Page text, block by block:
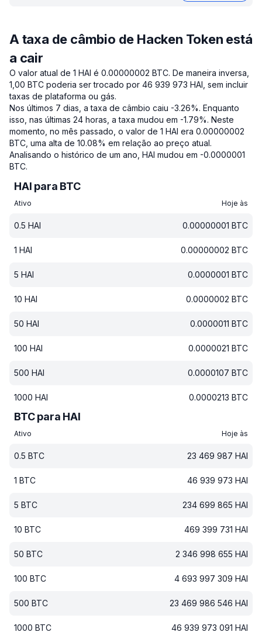
A taxa de câmbio de Hacken Token está
a cair
O valor atual de 1 HAI é 0.00000002 BTC. De maneira inversa,
1,00 BTC poderia ser trocado por 46 939 973 HAI, sem incluir
taxas de plataforma ou gás.
Nos últimos 7 dias, a taxa de câmbio caiu -3.26%. Enquanto
isso, nas últimas 24 horas, a taxa mudou em -1.79%. Neste
momento, no mês passado, o valor de 1 HAI era 0.00000002
BTC, uma alta de 10.08% em relação ao preço atual.
Analisando o histórico de um ano, HAI mudou em -0.0000001
BTC.
HAI para BTC
Ativo Hoje às
0.5 HAI 0.00000001 BTC
1 HAI 0.00000002 BTC
5 HAI 0.0000001 BTC
10 HAI 0.0000002 BTC
50 HAI 0.0000011 BTC
100 HAI 0.0000021 BTC
500 HAI 0.0000107 BTC
1000 HAI 0.0000213 BTC
BTC para HAI
Ativo Hoje às
0.5 BTC 23 469 987 HAI
1 BTC 46 939 973 HAI
5 BTC 234 699 865 HAI
10 BTC 469 399 731 HAI
50 BTC 2 346 998 655 HAI
100 BTC 4 693 997 309 HAI
500 BTC 23 469 986 546 HAI
1000 BTC 46 939 973 091 HAI